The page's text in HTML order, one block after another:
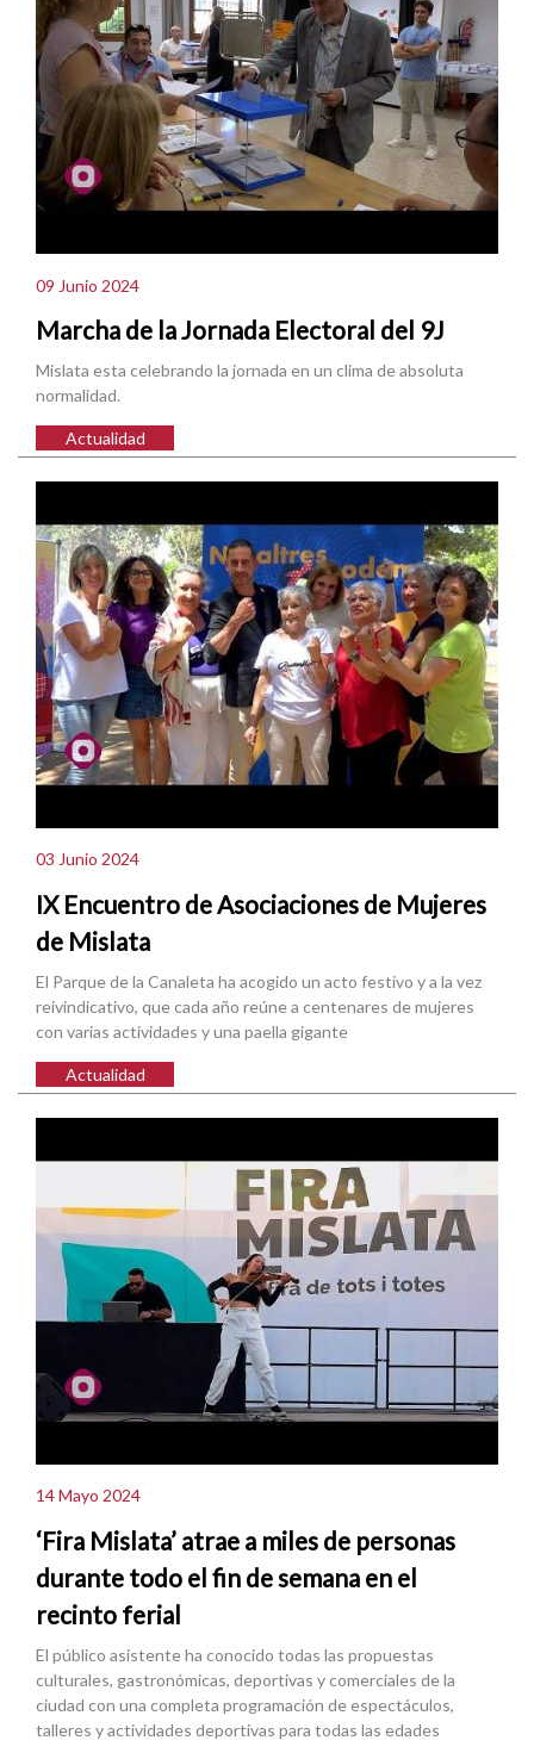
09 Junio 2024
Marcha de la Jornada Electoral del 9J
Mislata esta celebrando la jornada en un clima de absoluta
normalidad.
Actualidad
03 Junio 2024
IX Encuentro de Asociaciones de Mujeres
de Mislata
El Parque de la Canaleta ha acogido un acto festivo y a la vez
reivindicativo, que cada año reúne a centenares de mujeres
con varias actividades y una paella gigante
Actualidad
14 Mayo 2024
‘Fira Mislata’ atrae a miles de personas
durante todo el fin de semana en el
recinto ferial
El público asistente ha conocido todas las propuestas
culturales, gastronómicas, deportivas y comerciales de la
ciudad con una completa programación de espectáculos,
talleres y actividades deportivas para todas las edades